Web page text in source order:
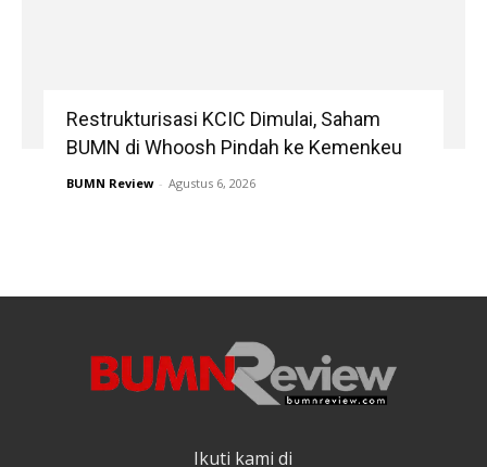
Restrukturisasi KCIC Dimulai, Saham
BUMN di Whoosh Pindah ke Kemenkeu
BUMN Review - Agustus 6, 2026
Ikuti kami di